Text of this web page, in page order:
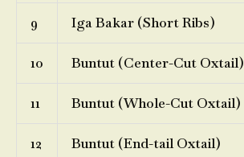
9 Iga Bakar (Short Ribs)
10 Buntut (Center-Cut Oxtail)
11 Buntut (Whole-Cut Oxtail)
12 Buntut (End-tail Oxtail)